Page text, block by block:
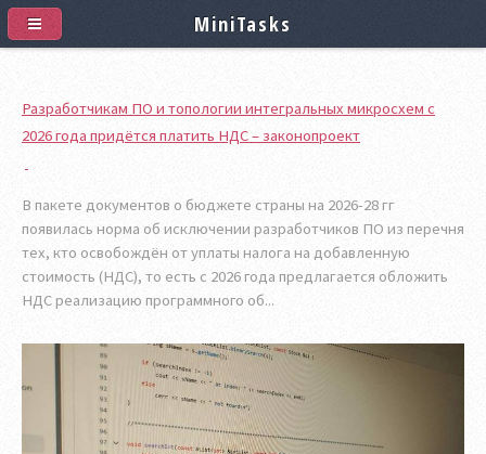
Разработчикам ПО и топологии интегральных микросхем с
2026 года придётся платить НДС – законопроект
В пакете документов о бюджете страны на 2026-28 гг
появилась норма об исключении разработчиков ПО из перечня
тех, кто освобождён от уплаты налога на добавленную
стоимость (НДС), то есть с 2026 года предлагается обложить
НДС реализацию программного об...
MiniTasks